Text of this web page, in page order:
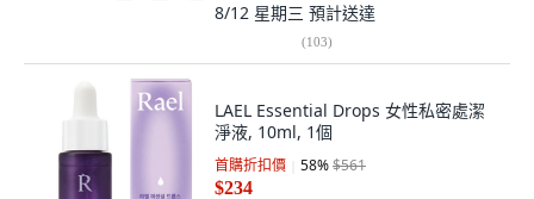
8/12 星期三 預計送達
(103)
LAEL Essential Drops 女性私密處潔
淨液, 10ml, 1個
首購折扣價 58%$561
$234